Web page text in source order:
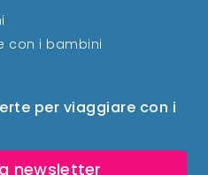
per viaggiare con i
newsletter
con i bambini